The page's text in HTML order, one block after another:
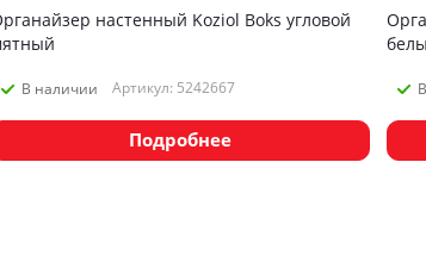
настенный Koziol Boks угловой
В наличии Артикул: 5242667
Подробнее